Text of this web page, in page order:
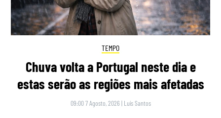
TEMPO
Chuva volta a Portugal neste dia e
estas serão as regiões mais afetadas
09:00 7 Agosto, 2026 | Luís Santos